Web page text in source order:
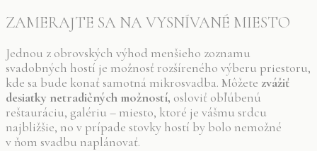
ZAMERAJTE SA NA VYSNÍVANÉ MIESTO
Jednou z obrovských výhod menšieho zoznamu
svadobných hostí je možnosť rozšíreného výberu priestoru,
kde sa bude konať samotná mikrosvadba. Môžete zvážiť
desiatky netradičných možností, osloviť obľúbenú
reštauráciu, galériu – miesto, ktoré je vášmu srdcu
najbližšie, no v prípade stovky hostí by bolo nemožné
v ňom svadbu naplánovať.